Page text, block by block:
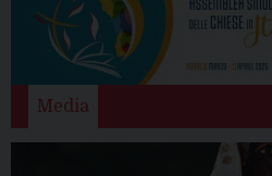
Media